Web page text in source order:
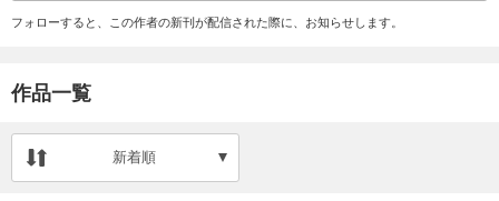
フォローすると、この作者の新刊が配信された際に、お知らせします。
作品一覧
新着順